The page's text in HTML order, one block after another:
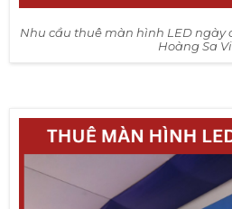
Nhu cầu thuê màn hình LED
Hoàng Sa